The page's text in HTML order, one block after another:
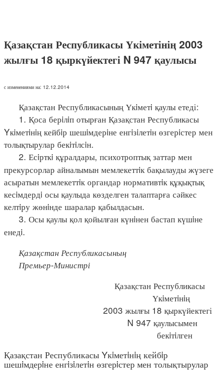
Қазақстан Республикасы Үкіметінің 2003
жылғы 18 қыркүйектегі N 947 қаулысы
с изменениями на: 12.12.2014
Қазақстан Республикасының Үкiметi қаулы етеді:
1. Қоса берiлiп отырған Қазақстан Республикасы
Yкiметiнiң кейбiр шешiмдерiне енгiзiлетiн өзгерiстер мен
толықтырулар бекiтiлсiн.
2. Есiрткi құралдары, психотроптық заттар мен
прекурсорлар айналымын мемлекеттiк бақылауды жүзеге
асыратын мемлекеттiк органдар нормативтiк құқықтық
кесiмдердi осы қаулыда көзделген талаптарға сәйкес
келтiру жөнiнде шаралар қабылдасын.
3. Осы қаулы қол қойылған күнiнен бастап күшiне
енедi.
Қазақстан Республикасының
Премьер-Министрі
Қазақстан Республикасы
Үкiметiнiң
2003 жылғы 18 қыркүйектегі
N 947 қаулысымен
бекiтiлген
Қазақстан Республикасы Yкiметiнiң кейбiр
шешiмдерiне енгiзiлетiн өзгерiстер мен толықтырулар